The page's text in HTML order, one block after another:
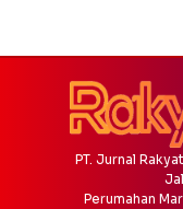
PT. Jurnal
Perumahan